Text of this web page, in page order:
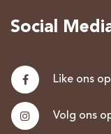
Social
Like ons
Volg ons